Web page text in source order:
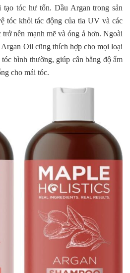
tạo tóc hư tổn. Dầu Argan trong sản
tóc khỏi tác động của tia UV và các
nên mạnh mẽ và óng ả hơn. Ngoài
Oil cũng thích hợp cho mọi loại
bình thường, giúp cân bằng độ ẩm
cho mái tóc.